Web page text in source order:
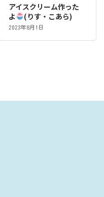
アイスクリーム作った
よ
(りす・こあら)
2023年8月1日